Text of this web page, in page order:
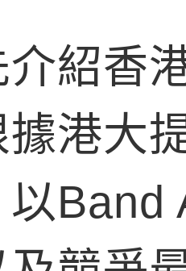
紹香
港大
Band